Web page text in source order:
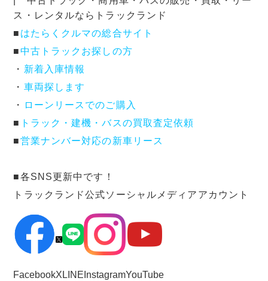
ス・レンタルならトラックランド
■ はたらくクルマの総合サイト
■中古トラックお探しの方
・ 新着入庫情報
・ 車両探します
・
ローンリースでのご購入
■ トラック・建機・バスの買取査定依頼
■営業ナンバー対応の新車リース
■各SNS更新中です！
トラックランド公式ソーシャルメディアアカウント
FacebookX LINE InstagramYouTube